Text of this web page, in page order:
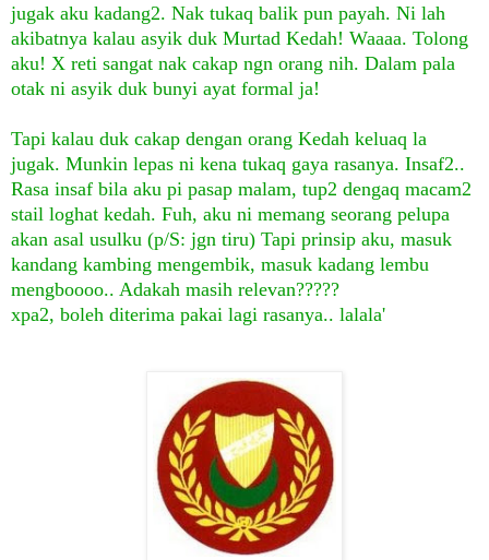
jugak aku kadang2. Nak tukaq balik pun payah. Ni lah
akibatnya kalau asyik duk Murtad Kedah! Waaaa. Tolong
aku! X reti sangat nak cakap ngn orang nih. Dalam pala
otak ni asyik duk bunyi ayat formal ja!
Tapi kalau duk cakap dengan orang Kedah keluaq la
jugak. Munkin lepas ni kena tukaq gaya rasanya. Insaf2..
Rasa insaf bila aku pi pasap malam, tup2 dengaq macam2
stail loghat kedah. Fuh, aku ni memang seorang pelupa
akan asal usulku (p/S: jgn tiru) Tapi prinsip aku, masuk
kandang kambing mengembik, masuk kadang lembu
mengboooo.. Adakah masih relevan?????
xpa2, boleh diterima pakai lagi rasanya.. lalala'